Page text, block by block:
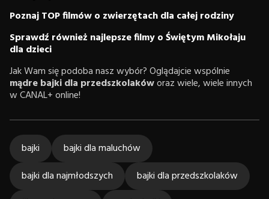
Poznaj TOP filmów o zwierzętach dla całej rodziny
Sprawdź również najlepsze filmy o Świętym Mikołaju
dla dzieci
Jak Wam się podoba nasz wybór? Oglądajcie wspólnie
mądre bajki dla przedszkolakóworaz wiele, wiele innych
w CANAL+ online!
bajki
bajki dla maluchów
bajki dla najmłodszych
bajki dla przedszkolaków